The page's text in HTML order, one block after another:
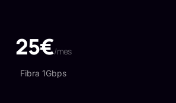
25€/mes
Fibra 1Gbps